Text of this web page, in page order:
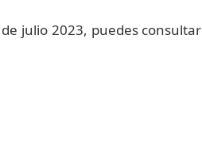
julio 2023, puedes consultar